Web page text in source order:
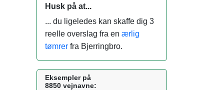
Husk på at...
... du ligeledes kan skaffe dig 3
reelle overslag fra en ærlig
tømrer fra Bjerringbro.
Eksempler på
8850 vejnavne: